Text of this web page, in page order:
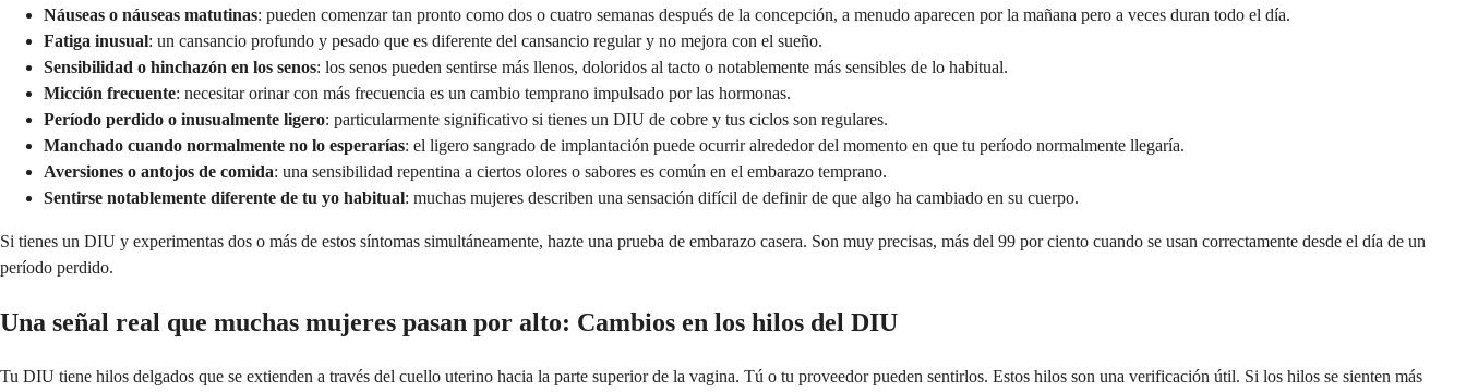
Náuseas o náuseas matutinas: pueden comenzar tan pronto como dos o cuatro semanas después de la concepción, a menudo aparecen por la mañana pero a veces duran todo el día.
Fatiga inusual: un cansancio profundo y pesado que es diferente del cansancio regular y no mejora con el sueño.
Sensibilidad o hinchazón en los senos: los senos pueden sentirse más llenos, doloridos al tacto o notablemente más sensibles de lo habitual.
Micción frecuente: necesitar orinar con más frecuencia es un cambio temprano impulsado por las hormonas.
Período perdido o inusualmente ligero: particularmente significativo si tienes un DIU de cobre y tus ciclos son regulares.
Manchado cuando normalmente no lo esperarías: el ligero sangrado de implantación puede ocurrir alrededor del momento en que tu período normalmente llegaría.
Aversiones o antojos de comida: una sensibilidad repentina a ciertos olores o sabores es común en el embarazo temprano.
Sentirse notablemente diferente de tu yo habitual: muchas mujeres describen una sensación difícil de definir de que algo ha cambiado en su cuerpo.
Si tienes un DIU y experimentas dos o más de estos síntomas simultáneamente, hazte una prueba de embarazo casera. Son muy precisas, más del 99 por ciento cuando se usan correctamente desde el día de un
período perdido.
Una señal real que muchas mujeres pasan por alto: Cambios en los hilos del DIU
Tu DIU tiene hilos delgados que se extienden a través del cuello uterino hacia la parte superior de la vagina. Tú o tu proveedor pueden sentirlos. Estos hilos son una verificación útil. Si los hilos se sienten más